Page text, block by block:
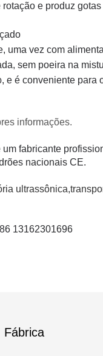
e produz
uma vez com
sem poeira na
é conveniente
informações.
fabricante
nacionais CE.
ultrassônica,
13162301696
Fábrica